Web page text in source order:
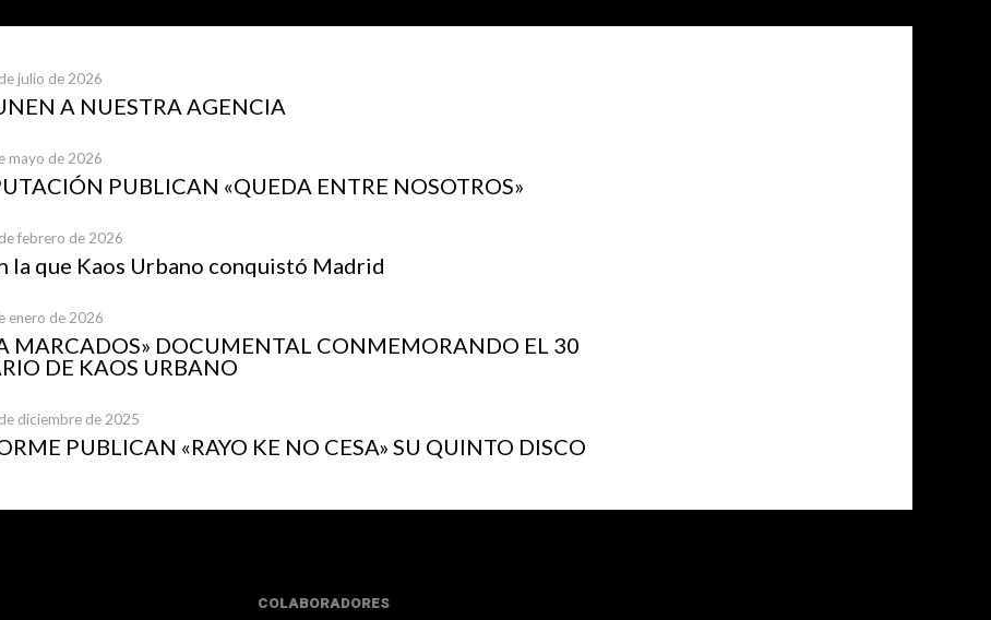
julio de 2026
A NUESTRA AGENCIA
mayo de 2026
PUBLICAN «QUEDA ENTRE NOSOTROS»
febrero de 2026
la que Kaos Urbano conquistó Madrid
enero de 2026
MARCADOS» DOCUMENTAL CONMEMORANDO EL 30
DE KAOS URBANO
diciembre de 2025
PUBLICAN «RAYO KE NO CESA» SU QUINTO DISCO
COLABORADORES